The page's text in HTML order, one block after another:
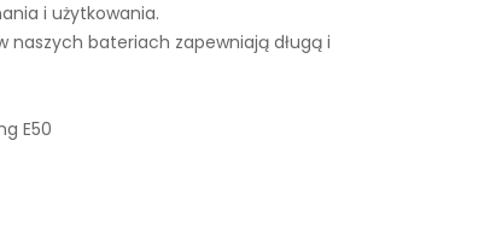
i użytkowania.
naszych bateriach zapewniają długą i
E50